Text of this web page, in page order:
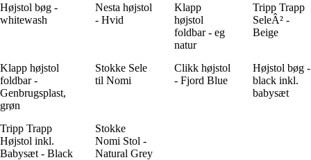
Højstol bøg -
whitewash
Nesta højstol
- Hvid
Klapp
højstol
foldbar - eg
natur
Tripp Trapp
SeleÂ² -
Beige
Klapp højstol
foldbar -
Genbrugsplast,
grøn
Stokke Sele
til Nomi
Clikk højstol
- Fjord Blue
Højstol bøg -
black inkl.
babysæt
Tripp Trapp
Højstol inkl.
Babysæt - Black
Stokke
Nomi Stol -
Natural Grey